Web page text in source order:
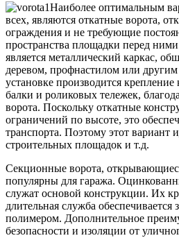
Наиболее оптимальным
всех, являются откатные ворота,
ограждения и не требующие
пространства площадки перед
является металлический каркас,
деревом, профнастилом или
установке производится
балки и роликовых тележек,
ворота. Поскольку откатные
ограничений по высоте, это
транспорта. Поэтому этот вариант
строительных площадок и т.д.
Секционные ворота,
популярны для гаража.
служат основой конструкции. Их
длительная служба обеспечивается
полимером. Дополнительное
безопасности и изоляции от